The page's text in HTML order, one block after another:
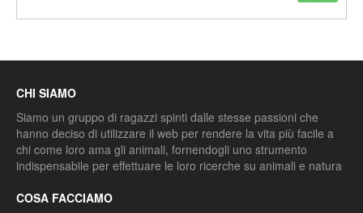
CHI SIAMO
Siamo un gruppo di ragazzi spinti dalle stesse passioni che
hanno deciso di utilizzare il web per rendere la vita più facile a
chi come loro ama gli animali, fornendogli uno strumento
indispensabile per effettuare le loro ricerche su animali e natura
COSA FACCIAMO